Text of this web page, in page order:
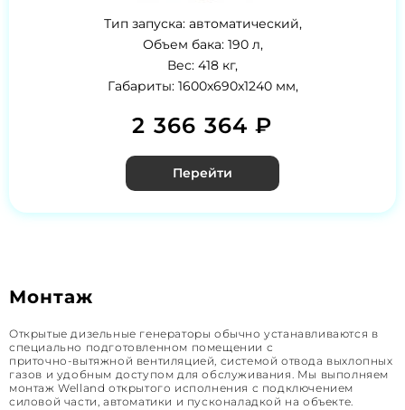
Тип запуска: автоматический,
Объем бака: 190 л,
Вес: 418 кг,
Габариты: 1600x690x1240 мм,
2 366 364 ₽
Перейти
Монтаж
Открытые дизельные генераторы обычно устанавливаются в
специально подготовленном помещении с
приточно‑вытяжной вентиляцией, системой отвода выхлопных
газов и удобным доступом для обслуживания. Мы выполняем
монтаж Welland открытого исполнения с подключением
силовой части, автоматики и пусконаладкой на объекте.